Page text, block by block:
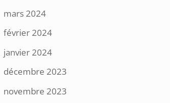
mars 2024
février 2024
janvier 2024
décembre 2023
novembre 2023